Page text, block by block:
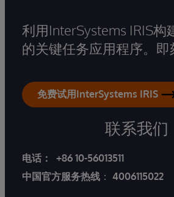
利用InterSystems IRIS构
的关键任务应用程序。即
免费试用InterSystems IRIS
联系我们
电话：
+86 10-56013511
中国官方服务热线 ： 4006115022